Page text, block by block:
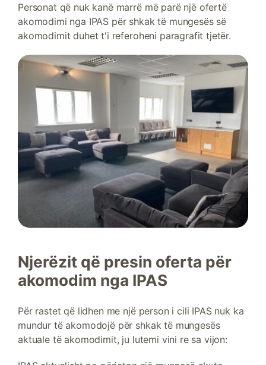
Personat që nuk kanë marrë më parë një ofertë
akomodimi nga IPAS për shkak të mungesës së
akomodimit duhet t'i referoheni paragrafit tjetër.
Njerëzit që presin oferta për
akomodim nga IPAS
Për rastet që lidhen me një person i cili IPAS nuk ka
mundur të akomodojë për shkak të mungesës
aktuale të akomodimit, ju lutemi vini re sa vijon: